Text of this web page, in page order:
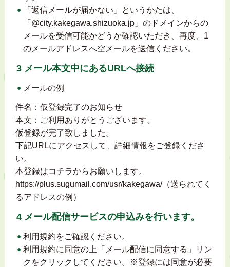
「返信メールが届かない」というかたは、
「@city.kakegawa.shizuoka.jp」のドメインからの
メールを受信可能かどうか確認いただき、再度、1
のメールアドレスへ空メールを送信ください。
3 メール本文中にあるURLへ接続
メールの例
件名：仮登録完了のお知らせ
本文：ご利用ありがとうございます。
仮登録が完了致しました。
下記URLにアクセスして、詳細情報をご登録くださ
い。
本登録はコチラからお願いします。
https://plus.sugumail.com/usr/kakegawa/（送られてく
るアドレスの例）
4 メール配信サービスの申込みを行います。
利用規約をご確認ください。
利用規約に同意の上「メール配信に同意する」リン
クをクリックしてください。※登録には同意が必要